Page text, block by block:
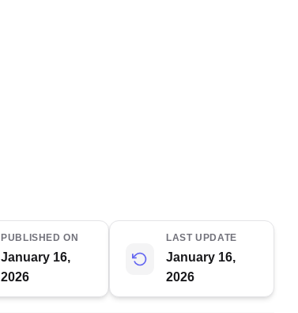
PUBLISHED ON
January 16,
2026
LAST UPDATE
January 16,
2026